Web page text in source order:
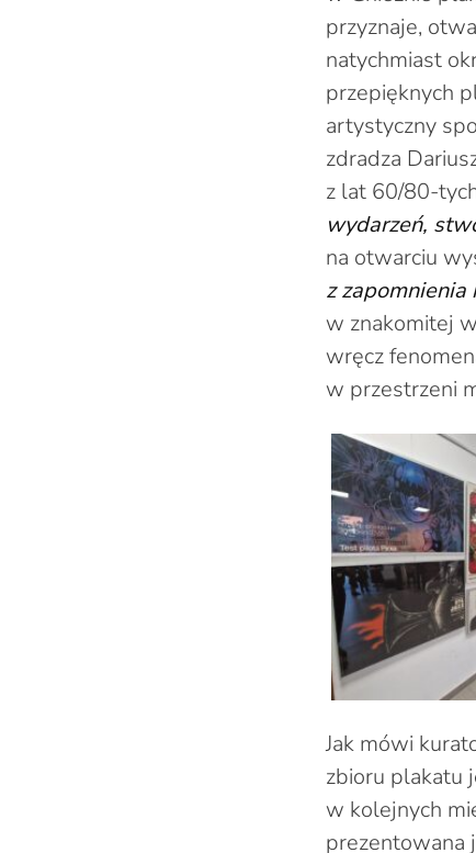
przyznaje,
natychmiast
przepięknych
artystyczny
zdradza
z lat 60/80-
wydarzeń,
na otwarciu
z
w znakomitej
wręcz
w przestrzeni
Jak mówi
zbioru plakatu
w kolejnych
prezentowana